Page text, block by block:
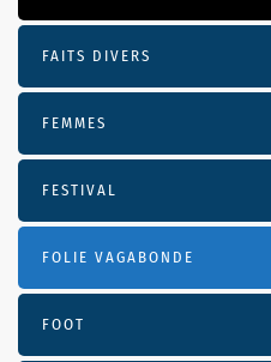
FAITS DIVERS
FEMMES
FESTIVAL
FOLIE VAGABONDE
FOOT